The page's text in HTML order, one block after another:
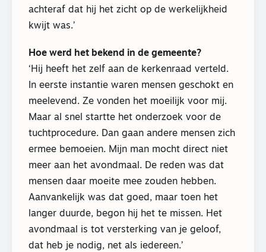
achteraf dat hij het zicht op de werkelijkheid
kwijt was.’
Hoe werd het bekend in de gemeente?
‘Hij heeft het zelf aan de kerkenraad verteld.
In eerste instantie waren mensen geschokt en
meelevend. Ze vonden het moeilijk voor mij.
Maar al snel startte het onderzoek voor de
tuchtprocedure. Dan gaan andere mensen zich
ermee bemoeien. Mijn man mocht direct niet
meer aan het avondmaal. De reden was dat
mensen daar moeite mee zouden hebben.
Aanvankelijk was dat goed, maar toen het
langer duurde, begon hij het te missen. Het
avondmaal is tot versterking van je geloof,
dat heb je nodig, net als iedereen.’